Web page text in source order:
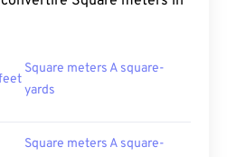
Square meters A square-
yards
Square meters A square-